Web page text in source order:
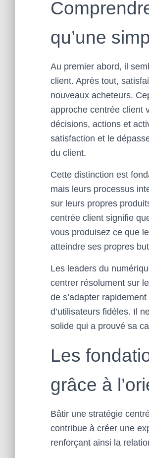
qu’une
Au premier abord, il
client. Après tout,
nouveaux acheteurs.
approche centrée client
décisions, actions et
satisfaction et le
du client.
Cette distinction est
mais leurs processus
sur leurs propres
centrée client signifie
vous produisez ce que
atteindre ses propres
Les leaders du
centrer résolument sur
de s’adapter
d’utilisateurs fidèles. Il
solide qui a prouvé sa
Les
grâce à
Bâtir une stratégie
contribue à créer une
renforçant ainsi la